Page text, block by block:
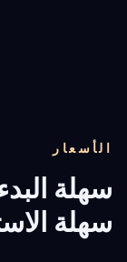
الأسعار
سهلة